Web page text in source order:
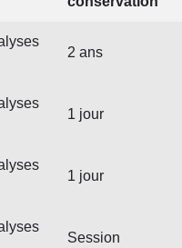
2 ans
1 jour
1 jour
Session